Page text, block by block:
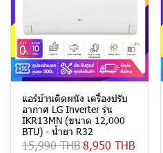
แอร์บ้านติดผนัง เครื่องปรับ
อากาศ LG Inverter รุ่น
IKR13MN (ขนาด 12,000
BTU) - น้ำยา R32
15,990 THB8,950 THB